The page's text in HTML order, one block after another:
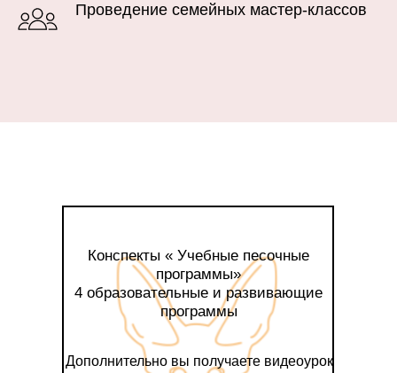
Проведение семейных мастер-классов
Конспекты « Учебные песочные
программы»
4 образовательные и развивающие
программы
Дополнительно вы получаете видеоурок